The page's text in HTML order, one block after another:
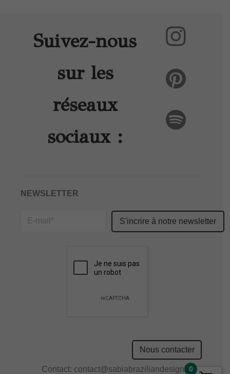
Suivez-nous
sur les
réseaux
sociaux :
NEWSLETTER
Please
leave
field
empty.
Nous contacter
Contact: contact@sabiabraziliandesign.com
0